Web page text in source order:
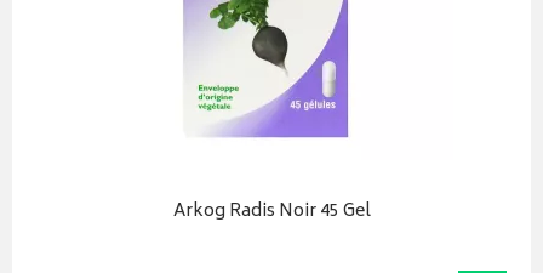
Arkog Radis Noir 45 Gel